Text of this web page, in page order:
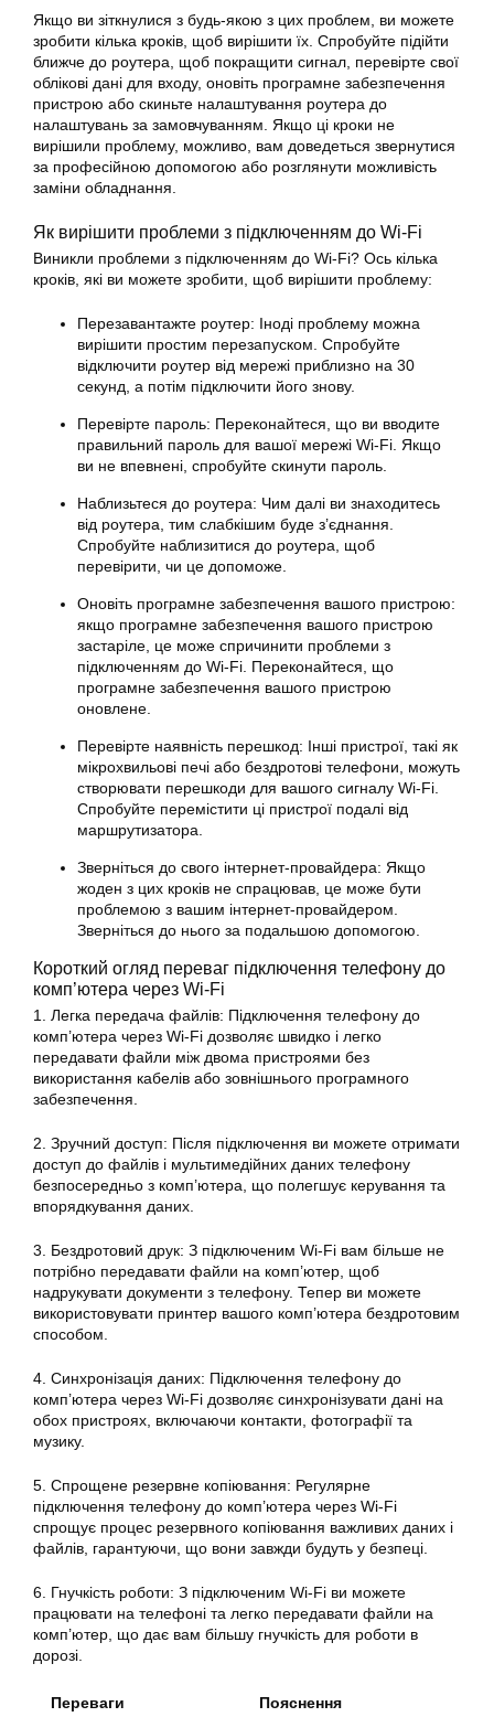
Якщо ви зіткнулися з будь-якою з цих проблем, ви можете
зробити кілька кроків, щоб вирішити їх. Спробуйте підійти
ближче до роутера, щоб покращити сигнал, перевірте свої
облікові дані для входу, оновіть програмне забезпечення
пристрою або скиньте налаштування роутера до
налаштувань за замовчуванням. Якщо ці кроки не
вирішили проблему, можливо, вам доведеться звернутися
за професійною допомогою або розглянути можливість
заміни обладнання.
Як вирішити проблеми з підключенням до Wi-Fi
Виникли проблеми з підключенням до Wi-Fi? Ось кілька
кроків, які ви можете зробити, щоб вирішити проблему:
Перезавантажте роутер: Іноді проблему можна
вирішити простим перезапуском. Спробуйте
відключити роутер від мережі приблизно на 30
секунд, а потім підключити його знову.
Перевірте пароль: Переконайтеся, що ви вводите
правильний пароль для вашої мережі Wi-Fi. Якщо
ви не впевнені, спробуйте скинути пароль.
Наблизьтеся до роутера: Чим далі ви знаходитесь
від роутера, тим слабкішим буде з’єднання.
Спробуйте наблизитися до роутера, щоб
перевірити, чи це допоможе.
Оновіть програмне забезпечення вашого пристрою:
якщо програмне забезпечення вашого пристрою
застаріле, це може спричинити проблеми з
підключенням до Wi-Fi. Переконайтеся, що
програмне забезпечення вашого пристрою
оновлене.
Перевірте наявність перешкод: Інші пристрої, такі як
мікрохвильові печі або бездротові телефони, можуть
створювати перешкоди для вашого сигналу Wi-Fi.
Спробуйте перемістити ці пристрої подалі від
маршрутизатора.
Зверніться до свого інтернет-провайдера: Якщо
жоден з цих кроків не спрацював, це може бути
проблемою з вашим інтернет-провайдером.
Зверніться до нього за подальшою допомогою.
Короткий огляд переваг підключення телефону до
комп’ютера через Wi-Fi
1. Легка передача файлів: Підключення телефону до
комп’ютера через Wi-Fi дозволяє швидко і легко
передавати файли між двома пристроями без
використання кабелів або зовнішнього програмного
забезпечення.
2. Зручний доступ: Після підключення ви можете отримати
доступ до файлів і мультимедійних даних телефону
безпосередньо з комп’ютера, що полегшує керування та
впорядкування даних.
3. Бездротовий друк: З підключеним Wi-Fi вам більше не
потрібно передавати файли на комп’ютер, щоб
надрукувати документи з телефону. Тепер ви можете
використовувати принтер вашого комп’ютера бездротовим
способом.
4. Синхронізація даних: Підключення телефону до
комп’ютера через Wi-Fi дозволяє синхронізувати дані на
обох пристроях, включаючи контакти, фотографії та
музику.
5. Спрощене резервне копіювання: Регулярне
підключення телефону до комп’ютера через Wi-Fi
спрощує процес резервного копіювання важливих даних і
файлів, гарантуючи, що вони завжди будуть у безпеці.
6. Гнучкість роботи: З підключеним Wi-Fi ви можете
працювати на телефоні та легко передавати файли на
комп’ютер, що дає вам більшу гнучкість для роботи в
дорозі.
Переваги Пояснення